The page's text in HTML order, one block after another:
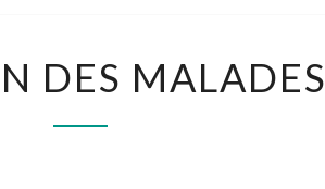
DES
DES MALADES